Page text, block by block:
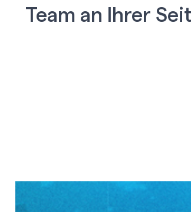
Team an Ihrer